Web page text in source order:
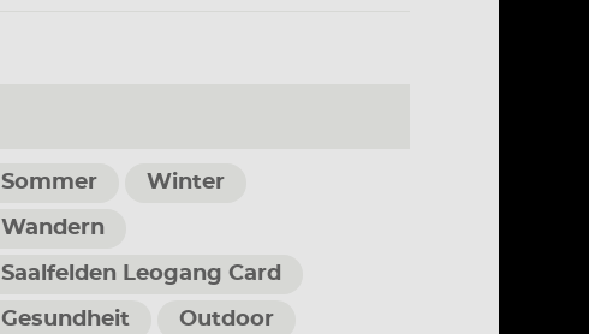
Sommer Winter
Wandern
Saalfelden Leogang Card
Gesundheit Outdoor